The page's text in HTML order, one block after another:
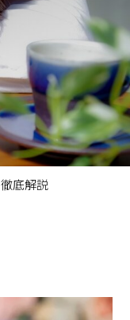
底解説